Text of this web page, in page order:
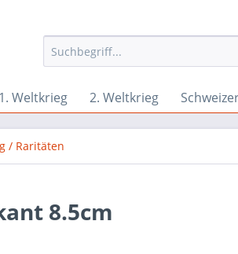
1. Weltkrieg 2. Weltkrieg
/ Raritäten
8.5cm